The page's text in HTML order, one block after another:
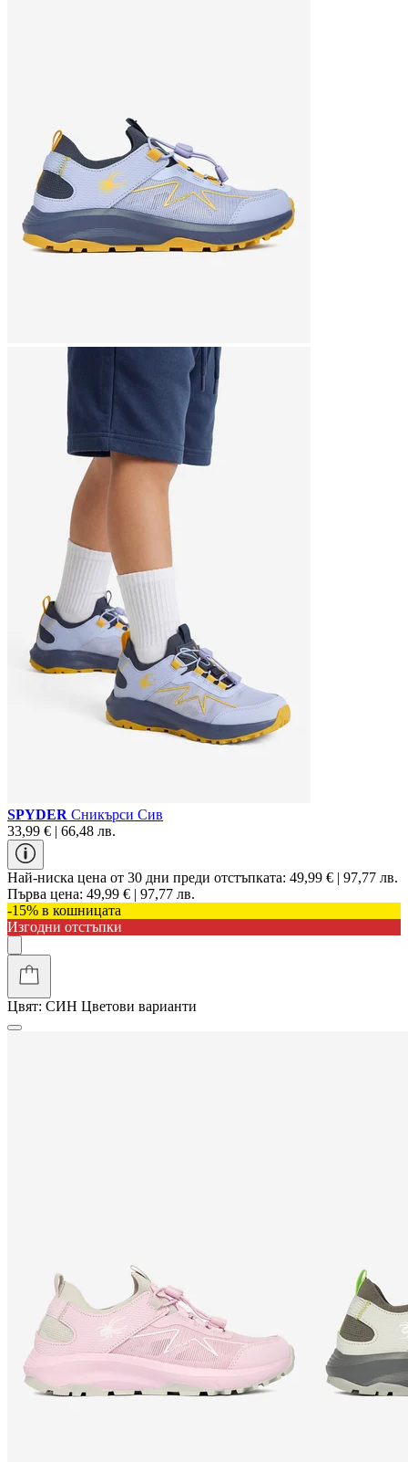
SPYDER Сникърси Сив
33,99 € | 66,48 лв.
Най-ниска цена от 30 дни преди отстъпката: 49,99 € | 97,77 лв.
Първа цена: 49,99 € | 97,77 лв.
-15% в кошницата
Изгодни отстъпки
Цвят: СИН Цветови варианти